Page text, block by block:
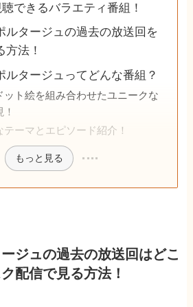
できるバラエティ番組！
ルタージュの過去の放送回を
方法！
ルタージュってどんな番組？
ット絵を組み合わせたユニークな
テーマとエピソード紹介！
もっと見る
ジュの過去の放送回はどこ
配信で見る方法！